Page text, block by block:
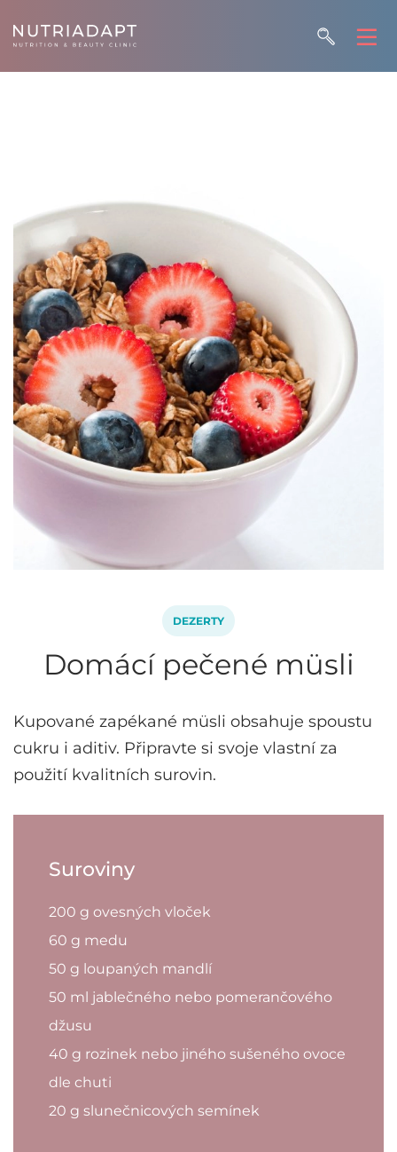
DEZERTY
Domácí pečené müsli
Kupované zapékané müsli obsahuje spoustu
cukru i aditiv. Připravte si svoje vlastní za
použití kvalitních surovin.
Suroviny
200 g ovesných vloček
60 g medu
50 g loupaných mandlí
50 ml jablečného nebo pomerančového
džusu
40 g rozinek nebo jiného sušeného ovoce
dle chuti
20 g slunečnicových semínek